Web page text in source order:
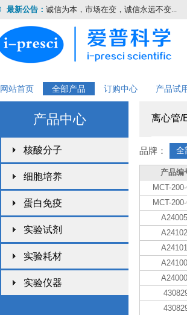
最新公告： 诚信为本，市场在变，诚信永远不变...
网站首页 全部产品 订购中心 产品试
产品中心
核酸分子
细胞培养
蛋白免疫
实验试剂
实验耗材
实验仪器
离心管/
品牌： 全
产品编
MCT-
MCT-